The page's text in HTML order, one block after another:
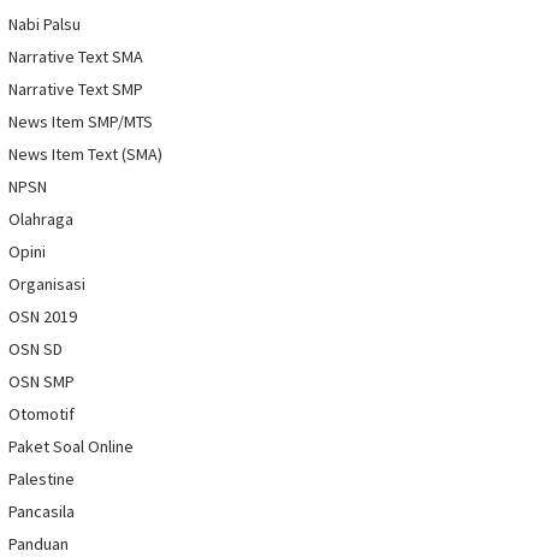
Nabi Palsu
Narrative Text SMA
Narrative Text SMP
News Item SMP/MTS
News Item Text (SMA)
NPSN
Olahraga
Opini
Organisasi
OSN 2019
OSN SD
OSN SMP
Otomotif
Paket Soal Online
Palestine
Pancasila
Panduan